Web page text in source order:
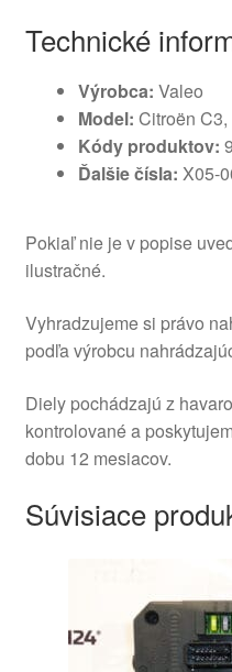
Technické
Výrobca: Valeo
Model: Citroën
Kódy produktov:
Ďalšie čísla: X05-
Pokiaľ nie je v popise
ilustračné.
Vyhradzujeme si právo
podľa výrobcu
Diely pochádzajú z
kontrolované a
dobu 12 mesiacov.
Súvisiace